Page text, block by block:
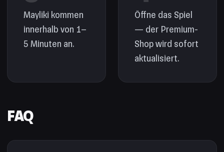
Mayliki kommen
innerhalb von 1–
5 Minuten an.
Öffne das Spiel
— der Premium-
Shop wird sofort
aktualisiert.
FAQ